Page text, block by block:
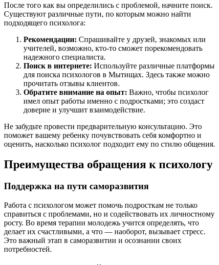
После того как вы определились с проблемой, начните поиск.
Существуют различные пути, по которым можно найти
подходящего психолога:
Рекомендации: Спрашивайте у друзей, знакомых или
учителей, возможно, кто-то сможет порекомендовать
надежного специалиста.
Поиск в интернете: Используйте различные платформы
для поиска психологов в Мытищах. Здесь также можно
прочитать отзывы клиентов.
Обратите внимание на опыт: Важно, чтобы психолог
имел опыт работы именно с подростками; это создаст
доверие и улучшит взаимодействие.
Не забудьте провести предварительную консультацию. Это
поможет вашему ребенку почувствовать себя комфортно и
оценить, насколько психолог подходит ему по стилю общения.
Преимущества обращения к психологу
Поддержка на пути саморазвития
Работа с психологом может помочь подросткам не только
справиться с проблемами, но и содействовать их личностному
росту. Во время терапии молодежь учится определять, что
делает их счастливыми, а что — наоборот, вызывает стресс.
Это важный этап в саморазвитии и осознании своих
потребностей.